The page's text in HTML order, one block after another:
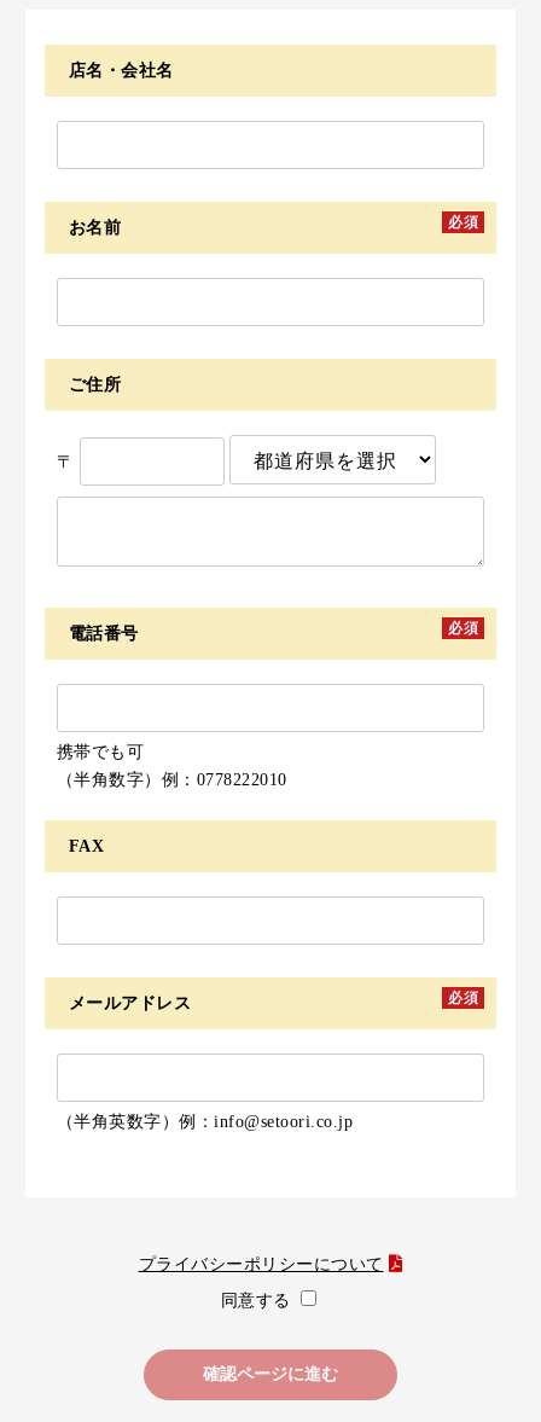
店名・会社名
お名前 必須
ご住所
〒
電話番号 必須
携帯でも可
（半角数字）例：0778222010
FAX
メールアドレス 必須
（半角英数字）例：info@setoori.co.jp
プライバシーポリシーについて
同意する
確認ページに進む